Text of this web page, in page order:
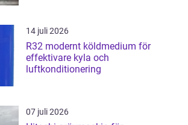
14 juli 2026
R32 modernt köldmedium för
effektivare kyla och
luftkonditionering
07 juli 2026